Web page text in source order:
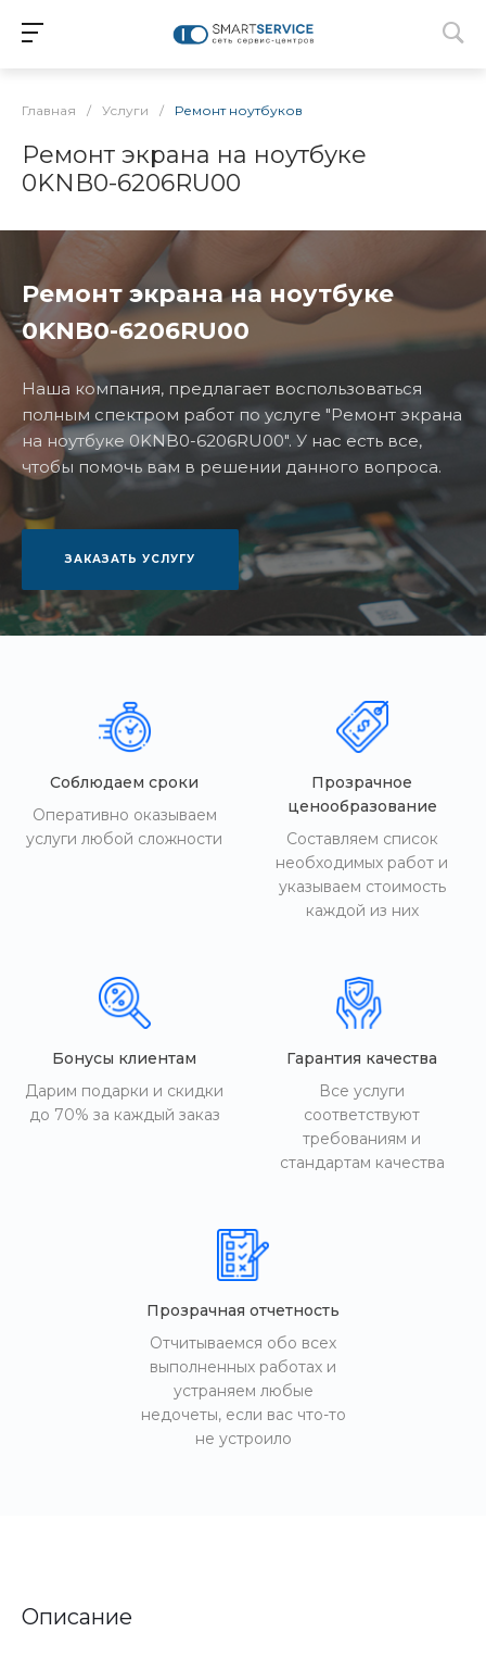
Главная / Услуги / Ремонт ноутбуков
Ремонт экрана на ноутбуке
0KNB0-6206RU00
Ремонт экрана на ноутбуке
0KNB0-6206RU00
Наша компания, предлагает воспользоваться
полным спектром работ по услуге "Ремонт экрана
на ноутбуке 0KNB0-6206RU00". У нас есть все,
чтобы помочь вам в решении данного вопроса.
ЗАКАЗАТЬ УСЛУГУ
Соблюдаем сроки
Оперативно оказываем
услуги любой сложности
Прозрачное
ценообразование
Составляем список
необходимых работ и
указываем стоимость
каждой из них
Бонусы клиентам
Дарим подарки и скидки
до 70% за каждый заказ
Гарантия качества
Все услуги
соответствуют
требованиям и
стандартам качества
Прозрачная отчетность
Отчитываемся обо всех
выполненных работах и
устраняем любые
недочеты, если вас что-то
не устроило
Описание